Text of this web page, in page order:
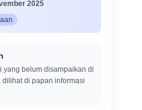
2025
yang belum disampaikan di
dilihat di papan informasi